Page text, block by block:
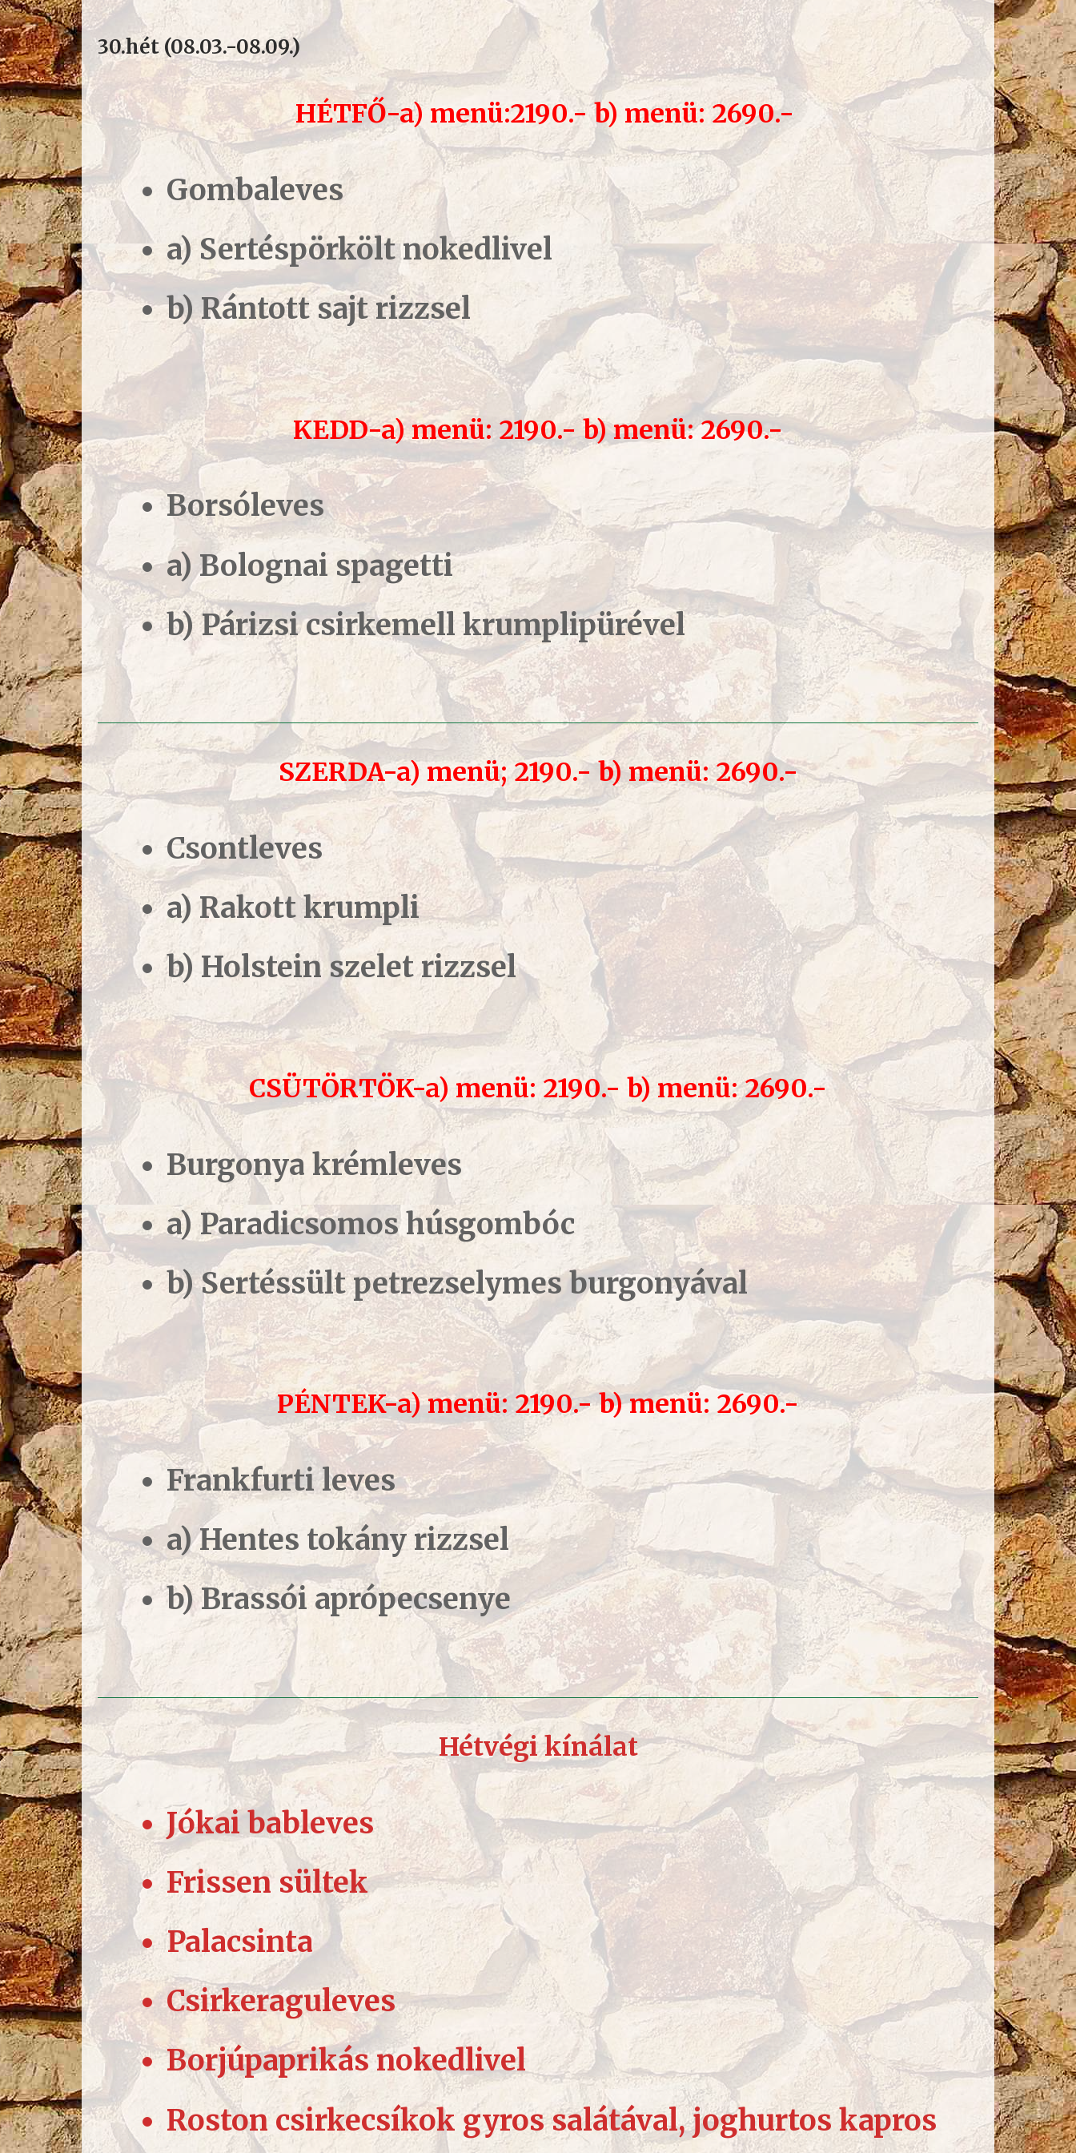
30.hét (08.03.-08.09.)
HÉTFŐ-a) menü:2190.- b) menü: 2690.-
Gombaleves
a) Sertéspörkölt nokedlivel
b) Rántott sajt rizzsel
KEDD-a) menü: 2190.- b) menü: 2690.-
Borsóleves
a) Bolognai spagetti
b) Párizsi csirkemell krumplipürével
SZERDA-a) menü; 2190.- b) menü: 2690.-
Csontleves
a) Rakott krumpli
b) Holstein szelet rizzsel
CSÜTÖRTÖK-a) menü: 2190.- b) menü: 2690.-
Burgonya krémleves
a) Paradicsomos húsgombóc
b) Sertéssült petrezselymes burgonyával
PÉNTEK-a) menü: 2190.- b) menü: 2690.-
Frankfurti leves
a) Hentes tokány rizzsel
b) Brassói aprópecsenye
Hétvégi kínálat
Jókai bableves
Frissen sültek
Palacsinta
Csirkeraguleves
Borjúpaprikás nokedlivel
Roston csirkecsíkok gyros salátával, joghurtos kapros